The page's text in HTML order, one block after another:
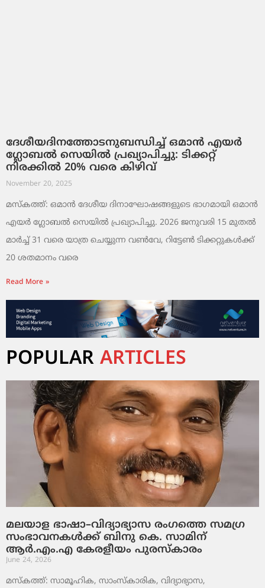
ദേശീയദിനത്തോടനുബന്ധിച്ച് ഒമാൻ എയർ
ഗ്ലോബൽ സെയിൽ പ്രഖ്യാപിച്ചു: ടിക്കറ്റ്
നിരക്കിൽ 20% വരെ കിഴിവ്
November 20, 2025
മസ്‌കത്ത്: ഒമാൻ ദേശീയ ദിനാഘോഷങ്ങളുടെ ഭാഗമായി ഒമാൻ
എയർ ഗ്ലോബൽ സെയിൽ പ്രഖ്യാപിച്ചു. 2026 ജനുവരി 15 മുതൽ
മാർച്ച് 31 വരെ യാത്ര ചെയ്യുന്ന വൺവേ, റിട്ടേൺ ടിക്കറ്റുകൾക്ക്
20 ശതമാനം വരെ
Read More »
POPULAR ARTICLES
മലയാള ഭാഷാ–വിദ്യാഭ്യാസ രംഗത്തെ സമഗ്ര
സംഭാവനകൾക്ക് ബിനു കെ. സാമിന്
ആർ.എം.എ കേരളീയം പുരസ്‌കാരം
June 24, 2026
മസ്കത്ത്: സാമൂഹിക, സാംസ്‌കാരിക, വിദ്യാഭ്യാസ,